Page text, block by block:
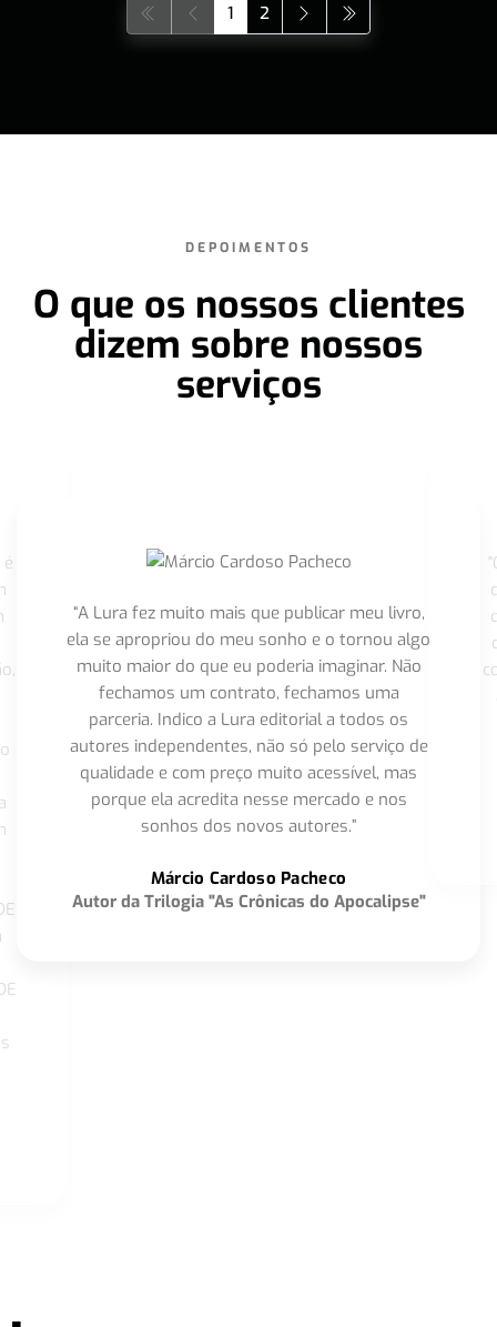
1 2
DEPOIMENTOS
O que os nossos clientes
dizem sobre nossos
serviços
“A Lura fez muito mais que publicar meu livro,
ela se apropriou do meu sonho e o tornou algo
muito maior do que eu poderia imaginar. Não
fechamos um contrato, fechamos uma
parceria. Indico a Lura editorial a todos os
autores independentes, não só pelo serviço de
qualidade e com preço muito acessível, mas
porque ela acredita nesse mercado e nos
sonhos dos novos autores.”
Márcio Cardoso Pacheco
Autor da Trilogia "As Crônicas do Apocalipse"